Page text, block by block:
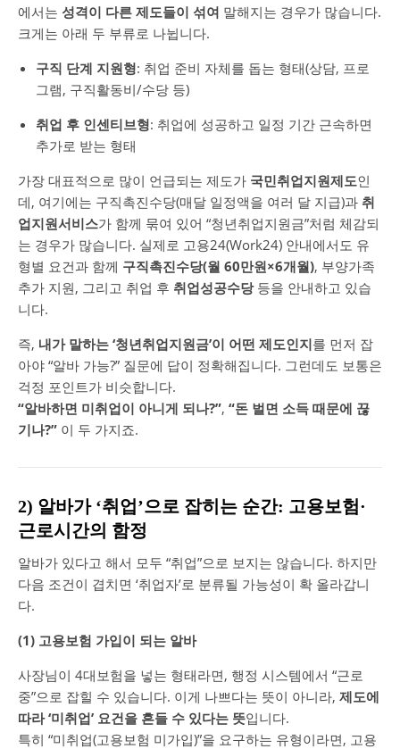
에서는 성격이 다른 제도들이 섞여 말해지는 경우가 많습니다.
크게는 아래 두 부류로 나뉩니다.
구직 단계 지원형: 취업 준비 자체를 돕는 형태(상담, 프로
그램, 구직활동비/수당 등)
취업 후 인센티브형: 취업에 성공하고 일정 기간 근속하면
추가로 받는 형태
가장 대표적으로 많이 언급되는 제도가 국민취업지원제도인
데, 여기에는 구직촉진수당(매달 일정액을 여러 달 지급)과 취
업지원서비스가 함께 묶여 있어 “청년취업지원금”처럼 체감되
는 경우가 많습니다. 실제로 고용24(Work24) 안내에서도 유
형별 요건과 함께 구직촉진수당(월 60만원×6개월), 부양가족
추가 지원, 그리고 취업 후 취업성공수당등을 안내하고 있습
니다.
즉, 내가 말하는 ‘청년취업지원금’이 어떤 제도인지를 먼저 잡
아야 “알바 가능?” 질문에 답이 정확해집니다. 그런데도 보통은
걱정 포인트가 비슷합니다.
“알바하면 미취업이 아니게 되나?”, “돈 벌면 소득 때문에 끊
기나?” 이 두 가지죠.
2) 알바가 ‘취업’으로 잡히는 순간: 고용보험·
근로시간의 함정
알바가 있다고 해서 모두 “취업”으로 보지는 않습니다. 하지만
다음 조건이 겹치면 ‘취업자’로 분류될 가능성이 확 올라갑니
다.
(1) 고용보험 가입이 되는 알바
사장님이 4대보험을 넣는 형태라면, 행정 시스템에서 “근로
중”으로 잡힐 수 있습니다. 이게 나쁘다는 뜻이 아니라, 제도에
따라 ‘미취업’ 요건을 흔들 수 있다는 뜻입니다.
특히 “미취업(고용보험 미가입)”을 요구하는 유형이라면, 고용